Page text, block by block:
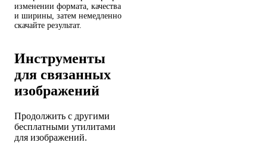
изменении формата, качества
и ширины, затем немедленно
скачайте результат.
Инструменты
для связанных
изображений
Продолжить с другими
бесплатными утилитами
для изображений.